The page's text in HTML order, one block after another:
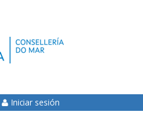
Iniciar sesión